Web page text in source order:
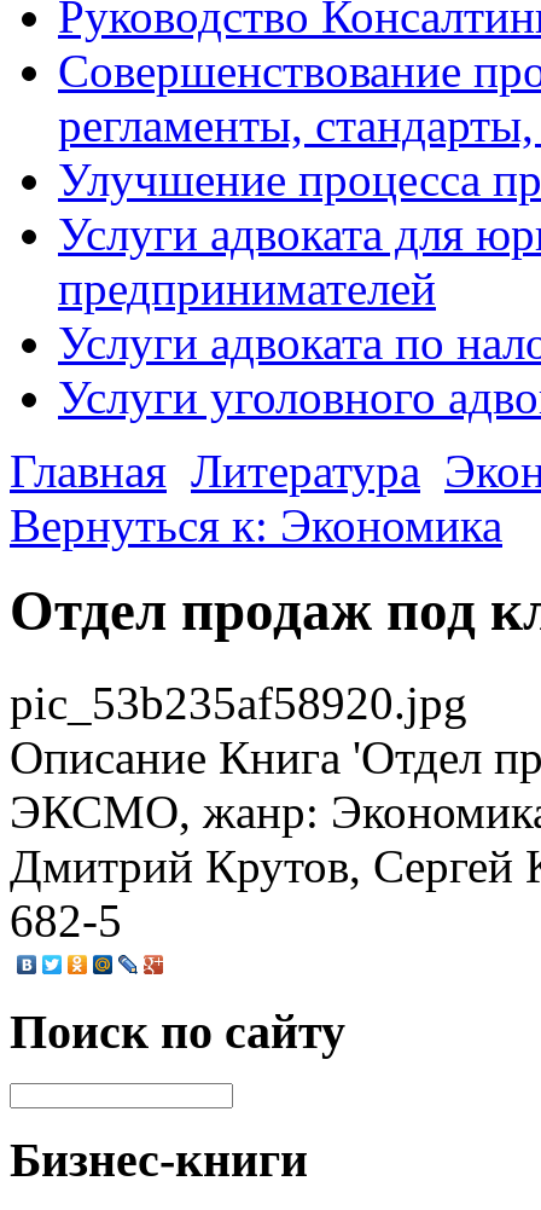
Руководство
Совершенствование
регламенты,
Улучшение процесса
Услуги адвоката для
предпринимателей
Услуги адвоката по
Услуги уголовного
Главная Литература
Вернуться к: Экономика
Отдел продаж под
pic_53b235af58920.jpg
Описание Книга 'Отдел
ЭКСМО, жанр:
Дмитрий Крутов, Сергей
682-5
Поиск по сайту
Бизнес-книги